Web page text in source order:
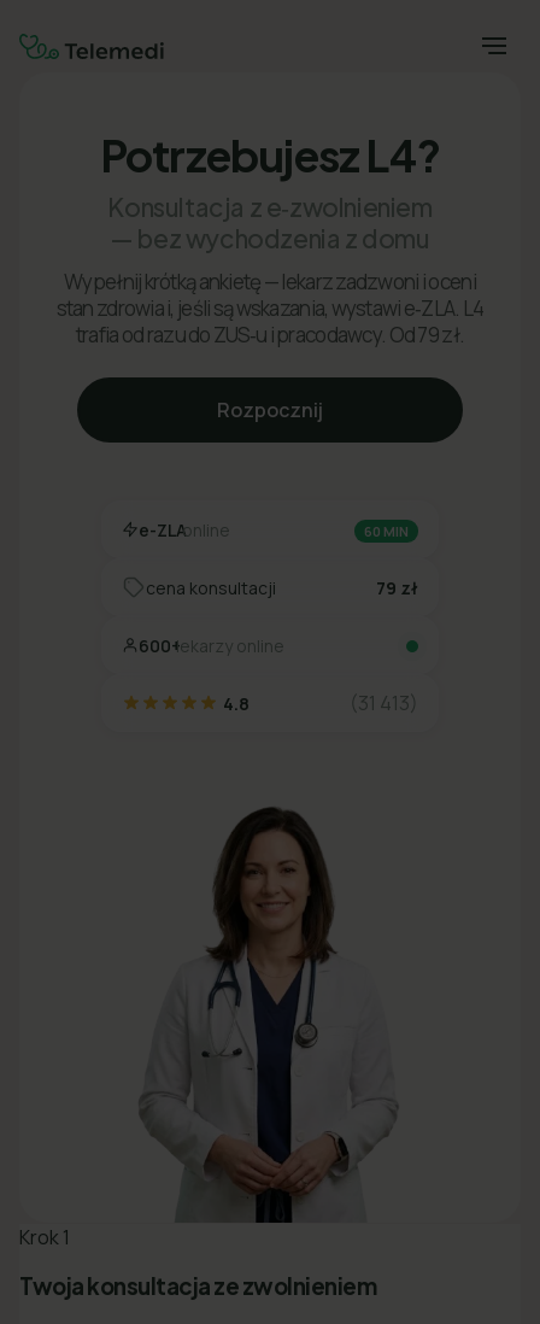
Potrzebujesz L4?
Konsultacja z e‑zwolnieniem
— bez wychodzenia z domu
Wypełnij krótką ankietę — lekarz zadzwoni i oceni
stan zdrowia i, jeśli są wskazania, wystawi e‑ZLA. L4
trafia od razu do ZUS‑u i pracodawcy. Od 79 zł.
Rozpocznij
e-ZLAonline 60 MIN
cena konsultacji 79 zł
600+lekarzy online
4.8 (31 413)